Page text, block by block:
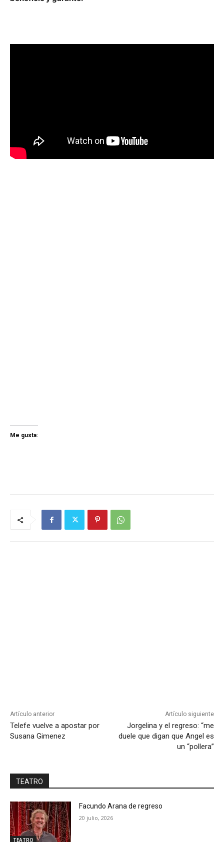
Me gusta:
Artículo anterior
Telefe vuelve a apostar por
Susana Gimenez
Artículo siguiente
Jorgelina y el regreso: “me
duele que digan que Angel es
un “pollera”
TEATRO
TEATRO
Facundo Arana de regreso
20 julio, 2026